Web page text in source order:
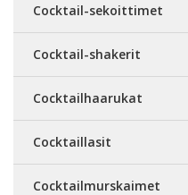
Cocktail-sekoittimet
Cocktail-shakerit
Cocktailhaarukat
Cocktaillasit
Cocktailmurskaimet